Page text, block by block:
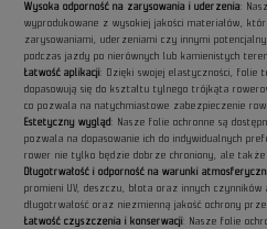
Wysoka odporność na zarysowania i uderzenia:
wyprodukowane z wysokiej jakości materiałów,
zarysowaniami, uderzeniami czy innymi
podczas jazdy po nierównych lub kamienistych
Łatwość aplikacji: Dzięki swojej elastyczności, folie
dopasowują się do kształtu tylnego trójkąta
co pozwala na natychmiastowe zabezpieczenie
Estetyczny wygląd: Nasze folie ochronne są
pozwala na dopasowanie ich do indywidualnych
rower nie tylko będzie dobrze chroniony, ale
Długotrwałość i odporność na warunki
promieni UV, deszczu, błota oraz innych
długotrwałość oraz niezmienną jakość ochrony
Łatwość czyszczenia i konserwacji: Nasze folie